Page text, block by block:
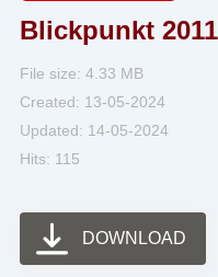
Blickpunkt
File size: 4.33 MB
Created: 13-05-2024
Updated: 14-05-2024
Hits: 115
DOWNLOAD